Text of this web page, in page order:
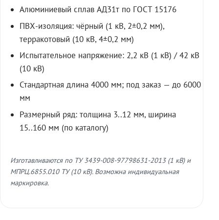
Алюминиевый сплав АД31т по ГОСТ 15176
ПВХ-изоляция: чёрный (1 кВ, 2±0,2 мм),
терракотовый (10 кВ, 4±0,2 мм)
Испытательное напряжение: 2,2 кВ (1 кВ) / 42 кВ
(10 кВ)
Стандартная длина 4000 мм; под заказ — до 6000
мм
Размерный ряд: толщина 3..12 мм, ширина
15..160 мм (по каталогу)
Изготавливаются по ТУ 3439-008-97798631-2013 (1 кВ) и
МПРЦ.6855.010 ТУ (10 кВ). Возможна индивидуальная
маркировка.